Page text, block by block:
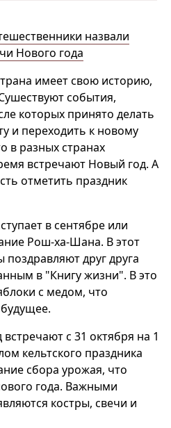
назвали
Нового года
имеет свою историю,
события,
которых принято делать
и переходить к новому
в разных странах
встречают Новый год. А
отметить праздник
в сентябре или
Рош-ха-Шана. В этот
друг друга
в "Книгу жизни". В это
с медом, что
с 31 октября на 1
кельтского праздника
сбора урожая, что
года. Важными
костры, свечи и